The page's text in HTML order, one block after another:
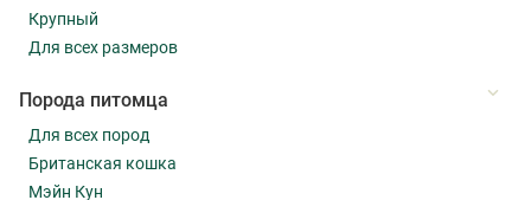
Крупный
Для всех размеров
Порода питомца
Для всех пород
Британская кошка
Мэйн Кун